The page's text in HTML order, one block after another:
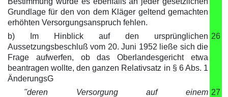
Grundlage für den von dem Kläger geltend gemachten
erhöhten Versorgungsanspruch fehlen.
b) Im Hinblick auf den ursprünglichen
Aussetzungsbeschluß vom 20. Juni 1952 ließe sich die
Frage aufwerfen, ob das Oberlandesgericht etwa
beantragen wollte, den ganzen Relativsatz in § 6 Abs. 1
ÄnderungsG
26
"deren Versorgung auf einem 27